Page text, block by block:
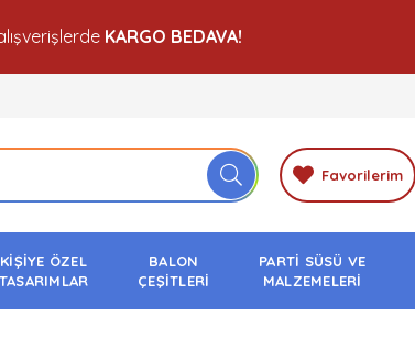
KARGO BEDAVA!
Favorilerim
KİŞİYE ÖZEL
TASARIMLAR
BALON
ÇEŞİTLERİ
PARTİ SÜSÜ VE
MALZEMELERİ